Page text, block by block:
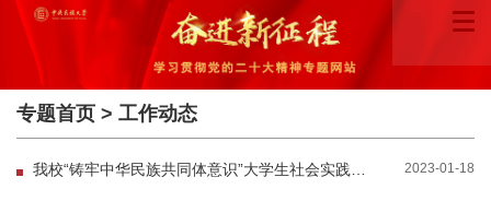
专题首页 > 工作动态
2023-01-18